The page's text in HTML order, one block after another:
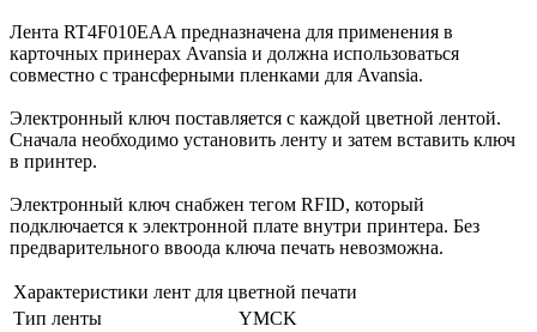
Лента RT4F010EAA предназначена для применения в
карточных принерах Avansia и должна использоваться
совместно с трансферными пленками для Avansia.
Электронный ключ поставляется с каждой цветной лентой.
Сначала необходимо установить ленту и затем вставить ключ
в принтер.
Электронный ключ снабжен тегом RFID, который
подключается к электронной плате внутри принтера. Без
предварительного ввоода ключа печать невозможна.
Характеристики лент для цветной печати
Тип ленты
YMCK